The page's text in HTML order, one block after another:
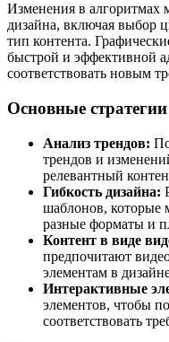
Изменения в алгоритмах
дизайна, включая выбор
тип контента.
быстрой и эффективной
соответствовать новым
Основные
Анализ трендов:
трендов и
релевантный
Гибкость дизайна:
шаблонов, которые
разные форматы и
Контент в виде
предпочитают
элементам в
Интерактивные
элементов, чтобы
соответствовать